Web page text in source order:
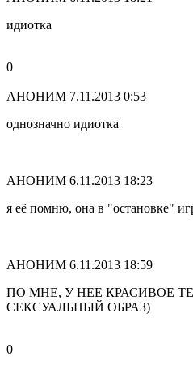
идиотка
0
АНОНИМ 7.11.2013 0:53
однозначно идиотка
АНОНИМ 6.11.2013 18:23
я её помню, она в "остановке"
АНОНИМ 6.11.2013 18:59
ПО МНЕ, У НЕЕ КРАСИВОЕ
СЕКСУАЛЬНЫЙ ОБРАЗ)
0